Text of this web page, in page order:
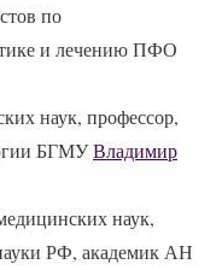
по
и лечению ПФО
наук, профессор,
БГМУВладимир
наук,
РФ, академик АН